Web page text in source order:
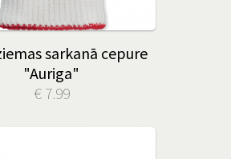
sarkanā cepure
"Auriga"
€ 7.99